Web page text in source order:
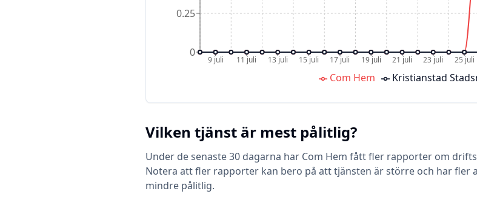
9 juli 11 juli 13 juli 15 juli 17 juli 19 juli 21 juli 23 juli 25 juli
0
0.25
Com Hem Kristianstad
Vilken tjänst är mest pålitlig?
Under de senaste 30 dagarna har Com Hem fått fler rapporter om
Notera att fler rapporter kan bero på att tjänsten är större och har
mindre pålitlig.